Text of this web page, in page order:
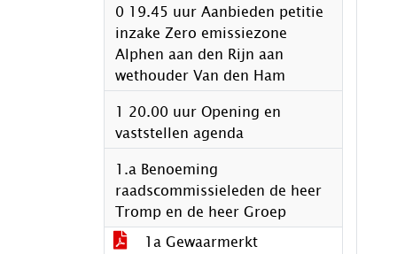
0 19.45 uur Aanbieden petitie
inzake Zero emissiezone
Alphen aan den Rijn aan
wethouder Van den Ham
1 20.00 uur Opening en
vaststellen agenda
1.a Benoeming
raadscommissieleden de heer
Tromp en de heer Groep
1a Gewaarmerkt